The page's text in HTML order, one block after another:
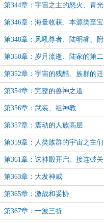
第344章：宇宙之主的怒火、青光
殿关闭
第346章：海量收获、本源类至宝
第348章：风吼尊者、陆明睿、附
庸族群
第350章：岁月流逝、陆家的第二
位宇宙尊者
第352章：宇宙的残酷、族群的迁
徙
第354章：完整的兽神之道
第356章：武装、祖神教
第357章：震动的人族高层
第359章：人类族群的宇宙之主们
第361章：诛神殿开启、接连破关
第363章：大发神威
第365章：激战和妥协
第367章：一波三折